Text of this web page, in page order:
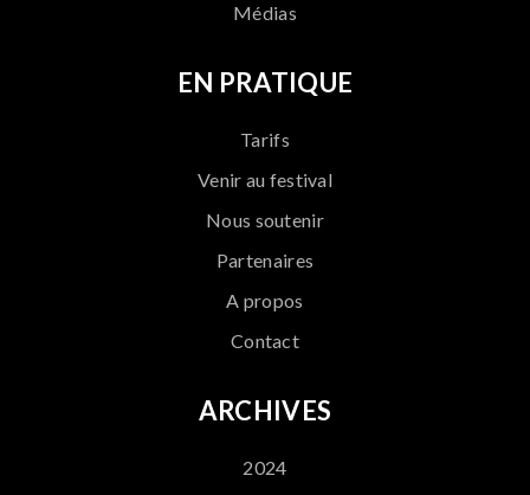
Médias
EN PRATIQUE
Tarifs
Venir au festival
Nous soutenir
Partenaires
A propos
Contact
ARCHIVES
2024